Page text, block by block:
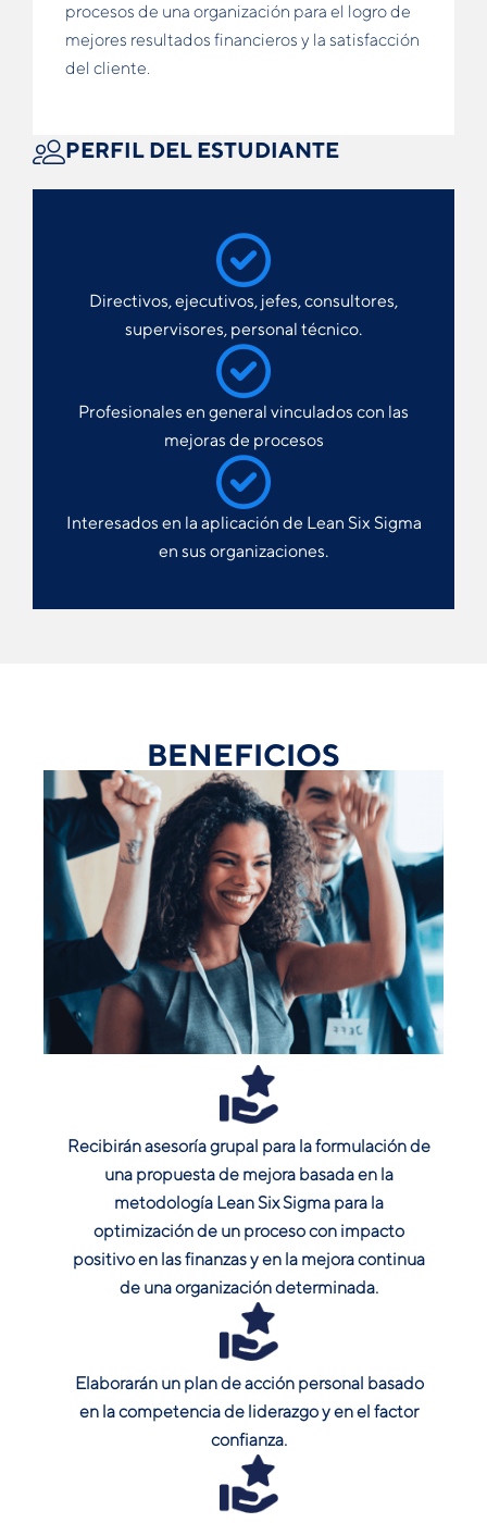
procesos de una organización para el logro de
mejores resultados financieros y la satisfacción
del cliente.
PERFIL DEL ESTUDIANTE
Directivos, ejecutivos, jefes, consultores,
supervisores, personal técnico.
Profesionales en general vinculados con las
mejoras de procesos
Interesados en la aplicación de Lean Six Sigma
en sus organizaciones.
BENEFICIOS
Recibirán asesoría grupal para la formulación de
una propuesta de mejora basada en la
metodología Lean Six Sigma para la
optimización de un proceso con impacto
positivo en las finanzas y en la mejora continua
de una organización determinada.
Elaborarán un plan de acción personal basado
en la competencia de liderazgo y en el factor
confianza.